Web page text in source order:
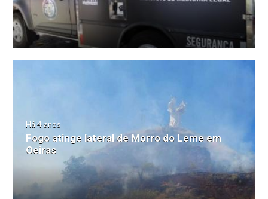
Há 4 anos
Fogo atinge lateral de Morro do Leme em
Oeiras